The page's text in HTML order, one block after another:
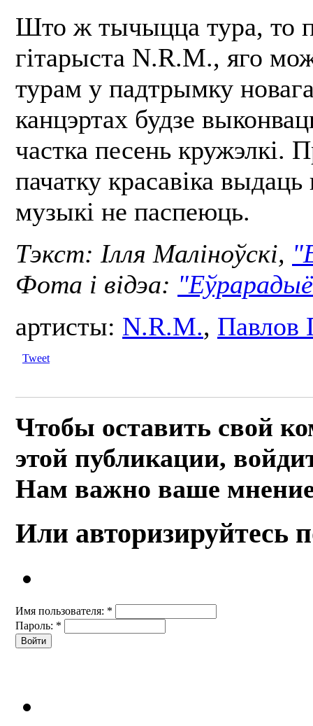
Што ж тычыцца тура, то
гітарыста N.R.M., яго
турам у падтрымку
канцэртах будзе
частка песень кружэлкі.
пачатку красавіка
музыкі не паспеюць.
Тэкст: Ілля Маліноўскі,
Фота і відэа:
артисты: N.R.M., Павлов
Tweet
Чтобы оставить свой
этой публикации,
Нам важно ваше
Или авторизируйтесь
Имя пользователя: *
Пароль: *